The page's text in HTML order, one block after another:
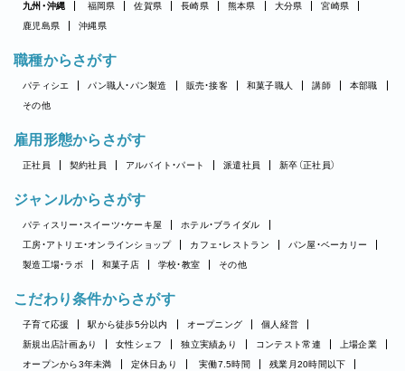
九州・沖縄 福岡県 佐賀県 長崎県 熊本県 大分県
宮崎県
鹿児島県
沖縄県
職種からさがす
パティシエ パン職人・パン製造 販売・接客 和菓子職人 講師
本部職
その他
雇用形態からさがす
正社員 契約社員 アルバイト・パート 派遣社員 新卒（正社員）
ジャンルからさがす
パティスリー・スイーツ・ケーキ屋
ホテル・ブライダル
工房・アトリエ・オンラインショップ
カフェ・レストラン
パン屋・ベーカリー
製造工場・ラボ
和菓子店 学校・教室 その他
こだわり条件からさがす
子育て応援 駅から徒歩5分以内 オープニング
個人経営
新規出店計画あり
女性シェフ 独立実績あり コンテスト常連
上場企業
オープンから3年未満
定休日あり 実働7.5時間
残業月20時間以下